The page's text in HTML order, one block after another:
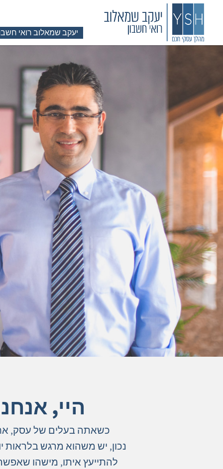
יעקב שמאלוב רואי
היי,
כשאתה בעלים של עסק,
נכון, יש משהוא מרגש בלראות
להתייעץ איתו, מישהו